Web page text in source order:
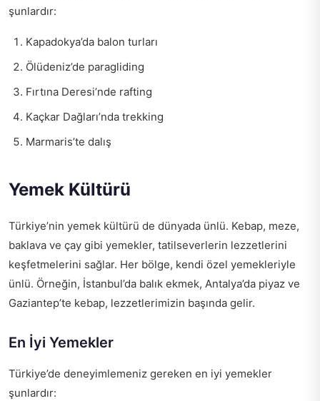
şunlardır:
Kapadokya’da balon turları
Ölüdeniz’de paragliding
Fırtına Deresi’nde rafting
Kaçkar Dağları’nda trekking
Marmaris’te dalış
Yemek Kültürü
Türkiye’nin yemek kültürü de dünyada ünlü. Kebap, meze,
baklava ve çay gibi yemekler, tatilseverlerin lezzetlerini
keşfetmelerini sağlar. Her bölge, kendi özel yemekleriyle
ünlü. Örneğin, İstanbul’da balık ekmek, Antalya’da piyaz ve
Gaziantep’te kebap, lezzetlerimizin başında gelir.
En İyi Yemekler
Türkiye’de deneyimlemeniz gereken en iyi yemekler
şunlardır: